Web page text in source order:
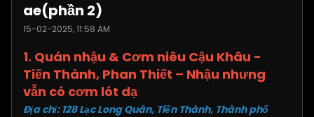
ae(phần 2)
15-02-2025, 11:58 AM
1. Quán nhậu & Cơm niêu Cậu Khâu -
Tiến Thành, Phan Thiết – Nhậu nhưng
vẫn có cơm lót dạ
Địa chỉ: 128 Lạc Long Quân, Tiến Thành, Thành phố